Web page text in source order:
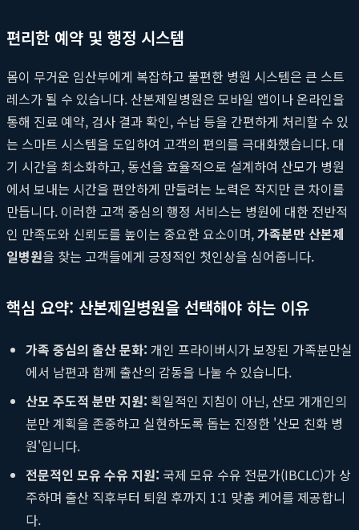
편리한 예약 및 행정 시스템
몸이 무거운 임산부에게 복잡하고 불편한 병원 시스템은 큰 스트
레스가 될 수 있습니다. 산본제일병원은 모바일 앱이나 온라인을
통해 진료 예약, 검사 결과 확인, 수납 등을 간편하게 처리할 수 있
는 스마트 시스템을 도입하여 고객의 편의를 극대화했습니다. 대
기 시간을 최소화하고, 동선을 효율적으로 설계하여 산모가 병원
에서 보내는 시간을 편안하게 만들려는 노력은 작지만 큰 차이를
만듭니다. 이러한 고객 중심의 행정 서비스는 병원에 대한 전반적
인 만족도와 신뢰도를 높이는 중요한 요소이며,가족분만 산본제
일병원을 찾는 고객들에게 긍정적인 첫인상을 심어줍니다.
핵심 요약: 산본제일병원을 선택해야 하는 이유
가족 중심의 출산 문화: 개인 프라이버시가 보장된 가족분만실
에서 남편과 함께 출산의 감동을 나눌 수 있습니다.
산모 주도적 분만 지원: 획일적인 지침이 아닌, 산모 개개인의
분만 계획을 존중하고 실현하도록 돕는 진정한 '산모 친화 병
원'입니다.
전문적인 모유 수유 지원: 국제 모유 수유 전문가(IBCLC)가 상
주하며 출산 직후부터 퇴원 후까지 1:1 맞춤 케어를 제공합니
다.